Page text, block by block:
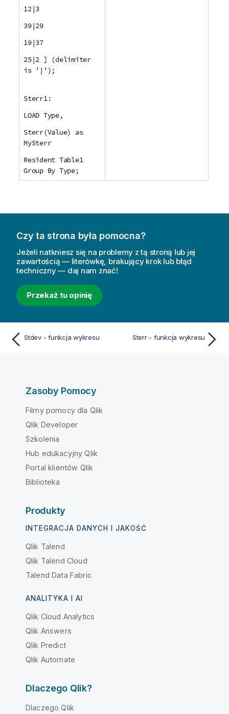
12|3
39|29
19|37
25|2 ] (delimiter
is '|');
Sterr1:
LOAD Type,
Sterr(Value) as
MySterr
Resident Table1
Group By Type;
Czy ta strona była pomocna?
Jeżeli natkniesz się na problemy z tą stroną lub jej
zawartością — literówkę, brakujący krok lub błąd
techniczny — daj nam znać!
Przekaż tu opinię
Stdev - funkcja wykresu Sterr - funkcja wykresu
Zasoby Pomocy
Filmy pomocy dla Qlik
Qlik Developer
Szkolenia
Hub edukacyjny Qlik
Portal klientów Qlik
Biblioteka
Produkty
INTEGRACJA DANYCH I JAKOŚĆ
Qlik Talend
Qlik Talend Cloud
Talend Data Fabric
ANALITYKA I AI
Qlik Cloud Analytics
Qlik Answers
Qlik Predict
Qlik Automate
Dlaczego Qlik?
Dlaczego Qlik